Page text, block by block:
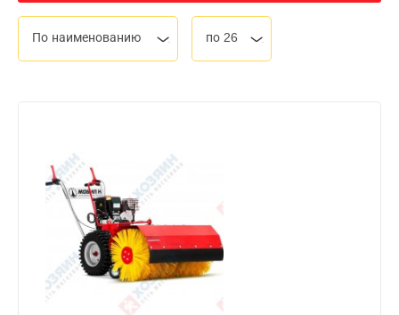
По наименованию по 26